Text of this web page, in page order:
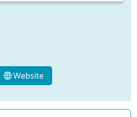
Website